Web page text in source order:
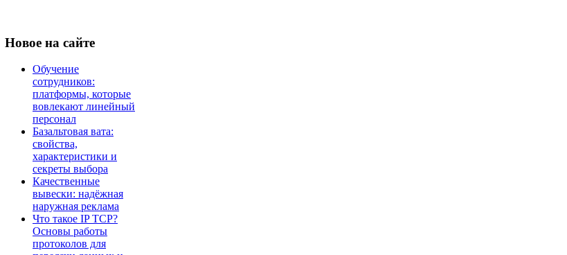
Новое на сайте
Обучение
сотрудников:
платформы, которые
вовлекают линейный
персонал
Базальтовая вата:
свойства,
характеристики и
секреты выбора
Качественные
вывески: надёжная
наружная реклама
Что такое IP TCP?
Основы работы
протоколов для